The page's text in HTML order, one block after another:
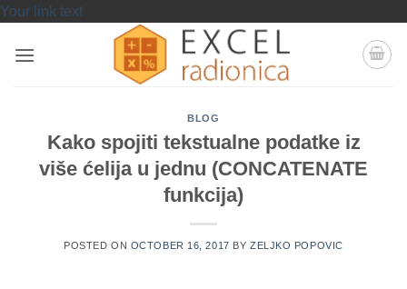
Your link textSkip
content
BLOG
Kako spojiti tekstualne podatke iz
više ćelija u jednu (CONCATENATE
funkcija)
POSTED ON OCTOBER 16, 2017 BY ZELJKO POPOVIC